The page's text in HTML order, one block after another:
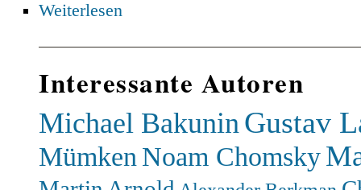
Weiterlesen
Interessante Autoren
Michael BakuninGustav
Mümken Noam Chomsky